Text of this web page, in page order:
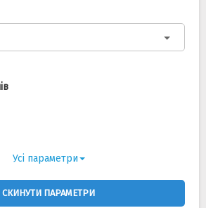
Усі параметри
СКИНУТИ ПАРАМЕТРИ